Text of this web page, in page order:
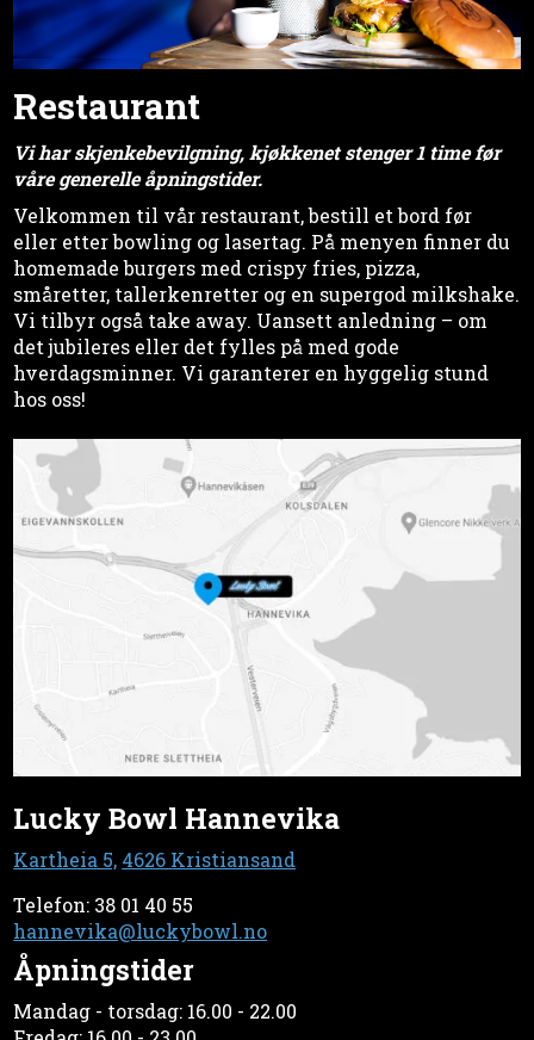
Restaurant
Vi har skjenkebevilgning, kjøkkenet stenger 1 time før
våre generelle åpningstider.
Velkommen til vår restaurant, bestill et bord før
eller etter bowling og lasertag. På menyen finner du
homemade burgers med crispy fries, pizza,
småretter, tallerkenretter og en supergod milkshake.
Vi tilbyr også take away. Uansett anledning – om
det jubileres eller det fylles på med gode
hverdagsminner. Vi garanterer en hyggelig stund
hos oss!
Lucky Bowl Hannevika
Kartheia 5, 4626 Kristiansand
Telefon: 38 01 40 55
hannevika@luckybowl.no
Åpningstider
Mandag - torsdag: 16.00 - 22.00